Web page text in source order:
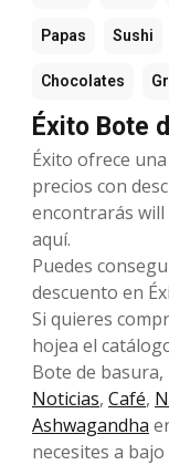
Papas Sushi
Chocolates
Éxito Bote
Éxito ofrece
precios con
encontrarás
aquí.
Puedes
descuento en
Si quieres
hojea el
Bote de
Noticias, Café,
Ashwagandha
necesites a